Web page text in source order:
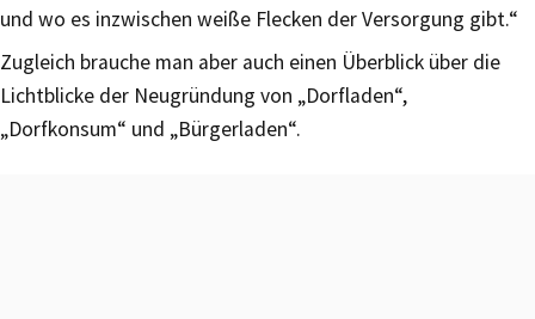
und wo es inzwischen weiße Flecken der Versorgung gibt.“
Zugleich brauche man aber auch einen Überblick über die
Lichtblicke der Neugründung von „Dorfladen“,
„Dorfkonsum“ und „Bürgerladen“.